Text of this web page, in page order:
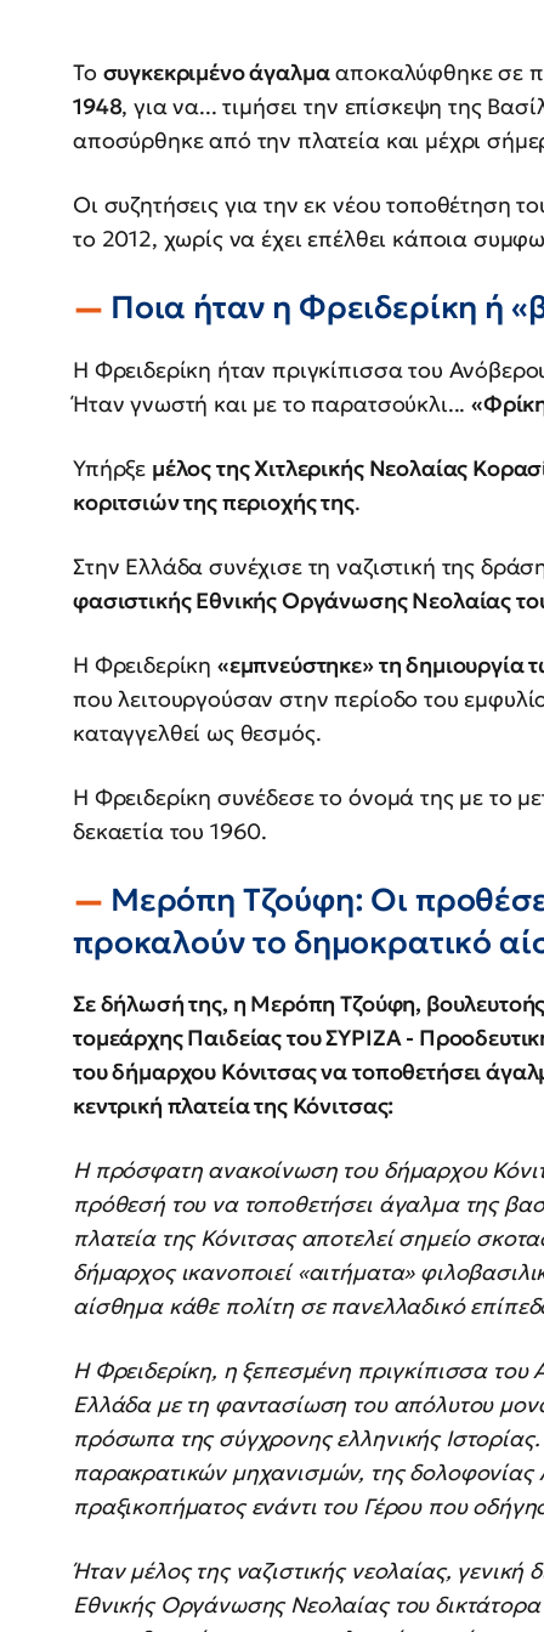
Το συγκεκριμένο άγαλμααποκαλύφθηκε σε
1948, για να... τιμήσει την επίσκεψη της
αποσύρθηκε από την πλατεία και μέχρι
Οι συζητήσεις για την εκ νέου τοποθέτηση
το 2012, χωρίς να έχει επέλθει κάποια
Ποια ήταν η Φρειδερίκη ή
Η Φρειδερίκη ήταν πριγκίπισσα του
Ήταν γνωστή και με το παρατσούκλι...
Υπήρξε μέλος της Χιτλερικής Νεολαίας
κοριτσιών της περιοχής της.
Στην Ελλάδα συνέχισε τη ναζιστική της
φασιστικής Εθνικής Οργάνωσης Νεολαίας
Η Φρειδερίκη «εμπνεύστηκε» τη
που λειτουργούσαν στην περίοδο του
καταγγελθεί ως θεσμός.
Η Φρειδερίκη συνέδεσε το όνομά της με το
δεκαετία του 1960.
Μερόπη Τζούφη: Οι
προκαλούν το δημοκρατικό
Σε δήλωσή της, η Μερόπη Τζούφη,
τομεάρχης Παιδείας του ΣΥΡΙΖΑ -
του δήμαρχου Κόνιτσας να τοποθετήσει
κεντρική πλατεία της Κόνιτσας:
Η πρόσφατη ανακοίνωση του δήμαρχου
πρόθεσή του να τοποθετήσει άγαλμα της
πλατεία της Κόνιτσας αποτελεί σημείο
δήμαρχος ικανοποιεί «αιτήματα»
αίσθημα κάθε πολίτη σε πανελλαδικό
Η Φρειδερίκη, η ξεπεσμένη πριγκίπισσα
Ελλάδα με τη φαντασίωση του απόλυτου
πρόσωπα της σύγχρονης ελληνικής
παρακρατικών μηχανισμών, της
πραξικοπήματος ενάντι του Γέρου που
Ήταν μέλος της ναζιστικής νεολαίας, γενική
Εθνικής Οργάνωσης Νεολαίας του